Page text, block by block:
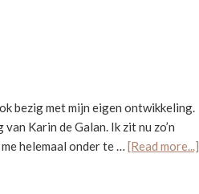
bezig met mijn eigen ontwikkeling.
Karin de Galan. Ik zit nu zo’n
helemaal onder te … [Read more...]